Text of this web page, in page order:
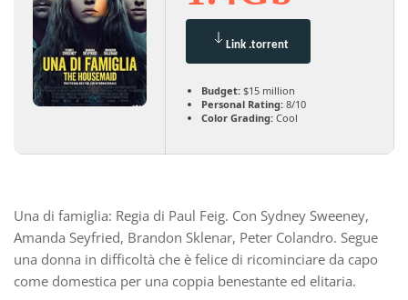
Link .torrent
Budget: $15 million
Personal Rating: 8/10
Color Grading: Cool
Una di famiglia: Regia di Paul Feig. Con Sydney Sweeney,
Amanda Seyfried, Brandon Sklenar, Peter Colandro. Segue
una donna in difficoltà che è felice di ricominciare da capo
come domestica per una coppia benestante ed elitaria.